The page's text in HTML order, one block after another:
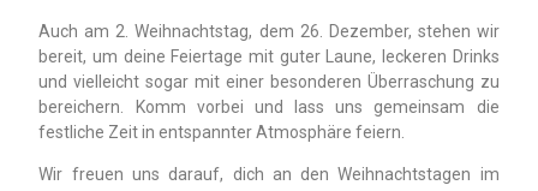
Auch am 2. Weihnachtstag, dem 26. Dezember, stehen wir
bereit, um deine Feiertage mit guter Laune, leckeren Drinks
und vielleicht sogar mit einer besonderen Überraschung zu
bereichern. Komm vorbei und lass uns gemeinsam die
festliche Zeit in entspannter Atmosphäre feiern.
Wir freuen uns darauf, dich an den Weihnachtstagen im